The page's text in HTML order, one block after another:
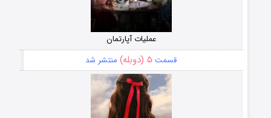
عملیات آپارتمان
قسمت ۵ (دوبله) منتشر شد